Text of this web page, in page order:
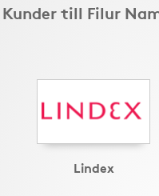
Kunder till Filur
Lindex